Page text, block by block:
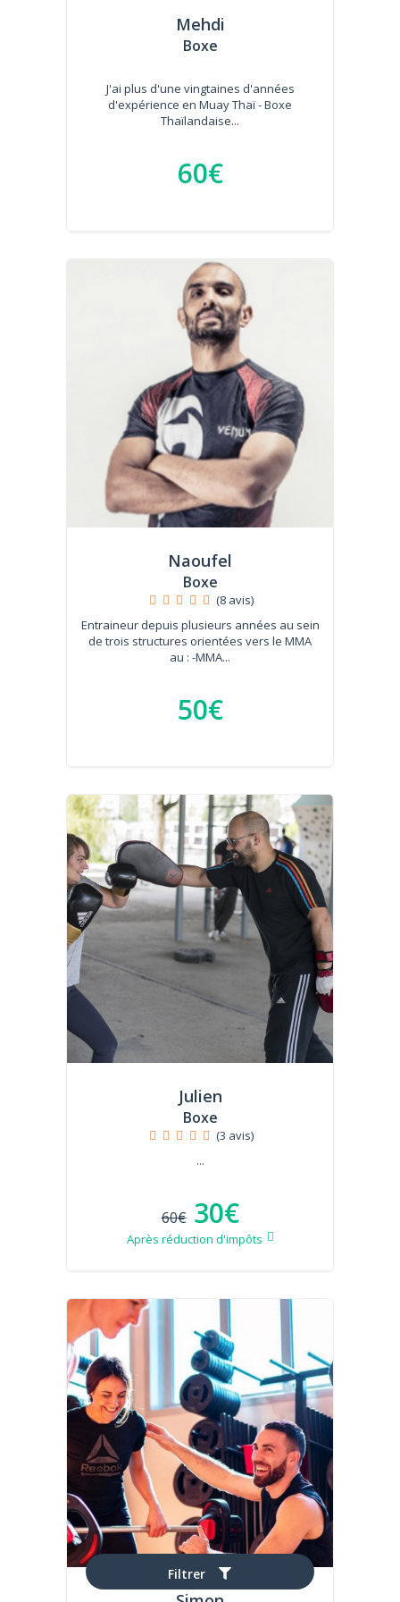
Filtrer
Mehdi
Boxe
J'ai plus d'une vingtaines d'années
d'expérience en Muay Thaï - Boxe
Thaïlandaise...
60€
Naoufel
Boxe
(8 avis)
Entraineur depuis plusieurs années au sein
de trois structures orientées vers le MMA
au : -MMA...
50€
Julien
Boxe
(3 avis)
...
60€ 30€
Après réduction d'impôts